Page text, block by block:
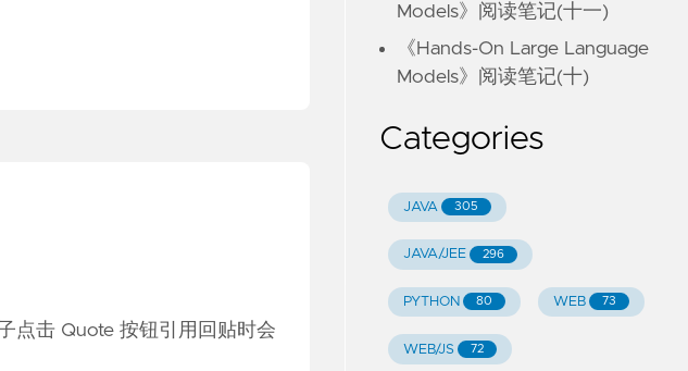
点击 Quote 按钮引用回贴时会
Models》阅读笔记(十一)
《Hands-On Large Language
Models》阅读笔记(十)
Categories
JAVA 305
JAVA/JEE 296
PYTHON 80 WEB 73
WEB/JS 72